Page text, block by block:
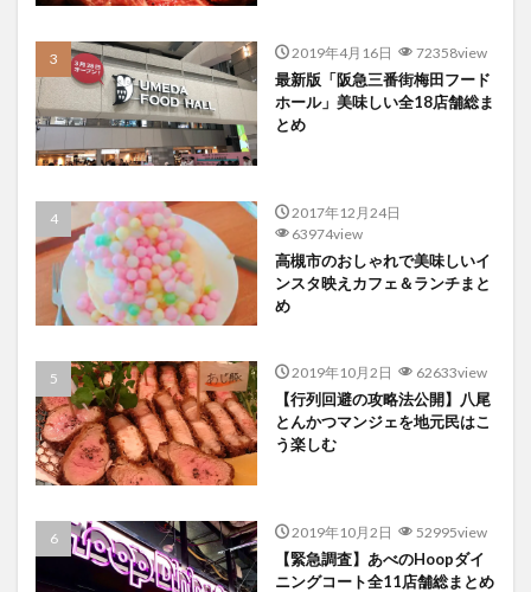
2019年4月16日 72358view
最新版「阪急三番街梅田フード
ホール」美味しい全18店舗総ま
とめ
2017年12月24日
63974view
高槻市のおしゃれで美味しいイ
ンスタ映えカフェ＆ランチまと
め
2019年10月2日 62633view
【行列回避の攻略法公開】八尾
とんかつマンジェを地元民はこ
う楽しむ
2019年10月2日 52995view
【緊急調査】あべのHoopダイ
ニングコート全11店舗総まとめ